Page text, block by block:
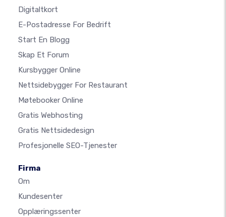
Digitaltkort
E-Postadresse For Bedrift
Start En Blogg
Skap Et Forum
Kursbygger Online
Nettsidebygger For Restaurant
Møtebooker Online
Gratis Webhosting
Gratis Nettsidedesign
Profesjonelle SEO-Tjenester
Firma
Om
Kundesenter
Opplæringssenter